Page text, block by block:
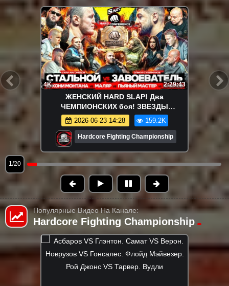
4K 2:29:43
ЖЕНСКИЙ HARD SLAP! Два
ЧЕМПИОНСКИХ боя! ЗВЕЗДЫ
ХАРДКОРА! ABC Stand Up!
2026-06-23 14:28 159.2K
Hardcore Fighting Championship
1/20
Популярные Видео На Канале:
Hardcore Fighting Championship